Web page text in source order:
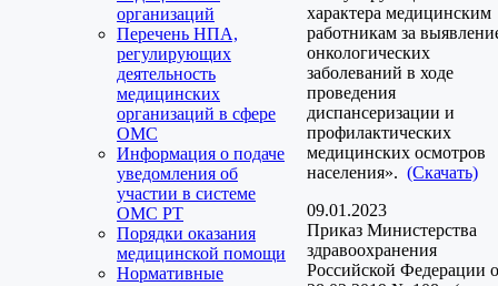
организаций
Перечень НПА,
регулирующих
деятельность
медицинских
организаций в сфере
ОМС
Информация о подаче
уведомления об
участии в системе
ОМС РТ
Порядки оказания
медицинской помощи
Нормативные
характера медицинским
работникам за
онкологических
заболеваний в ходе
проведения
диспансеризации и
профилактических
медицинских осмотров
населения». (Скачать)
09.01.2023
Приказ Министерства
здравоохранения
Российской Федерации